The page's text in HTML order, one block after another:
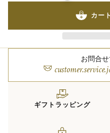
カー
お問合
ギフトラッピング